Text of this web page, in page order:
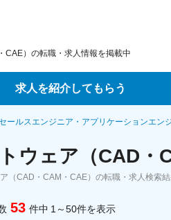
CAE）の転職・求人情報を掲載中
求人を紹介してもらう
ェントサービス
ウトサービス
ールスエンジニア・アプリケーションエン
ウェア（CAD・
（CAD・CAM・CAE）の転職・求人検索
53 件中 1～50件を表示